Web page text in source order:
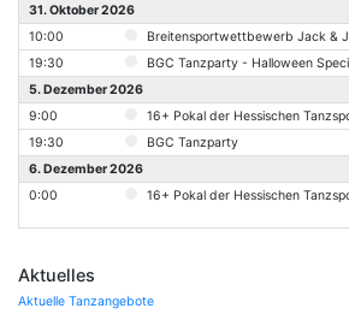
31. Oktober 2026
10:00
Breitensportwettbewerb Jack &
19:30
BGC Tanzparty - Halloween
5. Dezember 2026
9:00
16+ Pokal der Hessischen
19:30
BGC Tanzparty
6. Dezember 2026
0:00
16+ Pokal der Hessischen
Aktuelles
Aktuelle Tanzangebote